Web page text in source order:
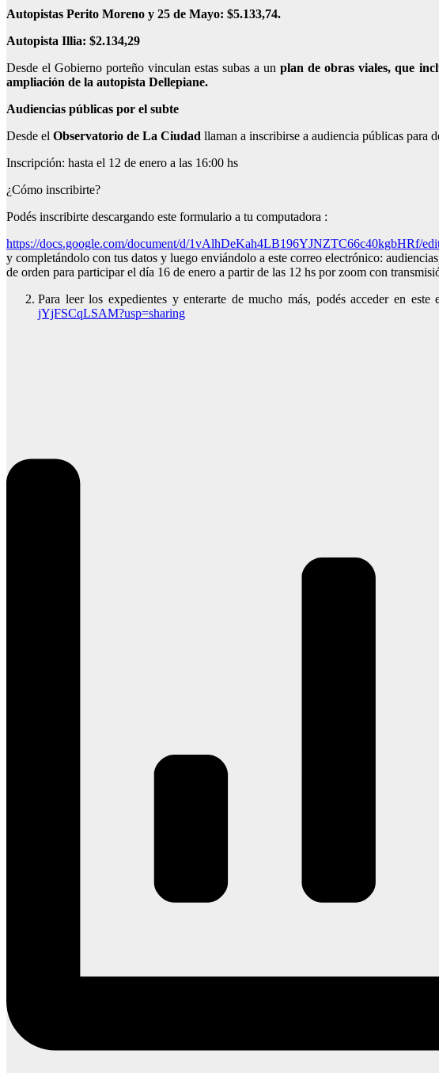
Autopistas Perito Moreno y 25 de Mayo: $5.133,74.
Autopista Illia: $2.134,29
Desde el Gobierno porteño vinculan estas subas a un plan de obras viales, que
ampliación de la autopista Dellepiane.
Audiencias públicas por el subte
Desde el Observatorio de La Ciudad llaman a inscribirse a audiencia públicas para
Inscripción: hasta el 12 de enero a las 16:00 hs
¿Cómo inscribirte?
Podés inscribirte descargando este formulario a tu computadora :
https://docs.google.com/document/d/1vAlhDeKah4LB196YJNZTC66c40kgbHRf/
y completándolo con tus datos y luego enviándolo a este correo electrónico:
de orden para participar el día 16 de enero a partir de las 12 hs por zoom con
Para leer los expedientes y enterarte de mucho más, podés acceder en este
jYjFSCqLSAM?usp=sharing